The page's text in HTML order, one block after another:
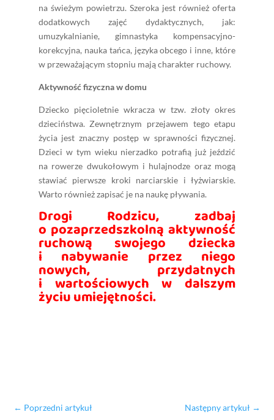
na świeżym powietrzu. Szeroka jest również oferta
dodatkowych zajęć dydaktycznych, jak:
umuzykalnianie, gimnastyka kompensacyjno-
korekcyjna, nauka tańca, języka obcego i inne, które
w przeważającym stopniu mają charakter ruchowy.
Aktywność fizyczna w domu
Dziecko pięcioletnie wkracza w tzw. złoty okres
dzieciństwa. Zewnętrznym przejawem tego etapu
życia jest znaczny postęp w sprawności fizycznej.
Dzieci w tym wieku nierzadko potrafią już jeździć
na rowerze dwukołowym i hulajnodze oraz mogą
stawiać pierwsze kroki narciarskie i łyżwiarskie.
Warto również zapisać je na naukę pływania.
Drogi Rodzicu, zadbaj
o pozaprzedszkolną aktywność
ruchową swojego dziecka
i nabywanie przez niego
nowych, przydatnych
i wartościowych w dalszym
życiu umiejętności.
← Poprzedni artykuł Następny artykuł →